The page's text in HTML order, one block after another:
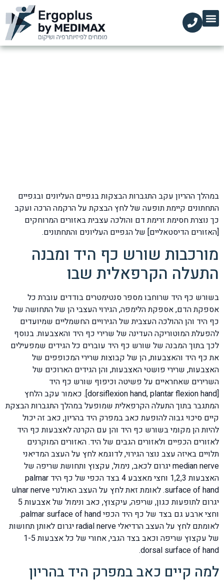
במהלך ההריון עקב התגברות הבצקות בגפיים העליונים ובגפיים
התחתונים קיימת תופעה של לחץ הבצקת על הרקמה הרכה ועקב
כך נוצרת חסימת זרימת דם והולכה עצבית באזורים המרוחקים
[האזורים הדיסטאליים] של הגפיים העליונים והתחתונים.
מורכבות שורש כף היד ומבנה
התעלה הקרפאלית שבו
בשורש כף היד שרוחבו מספר סנטימטרים בודדים עוברת כל
אספקת הדם, אספקת הלימפה, הגירוי העצבי הן של התחושה של
כף היד והן ההולכה העצבית של הגירויים החשמליים שמיועדים
להפעלת המוטוריקה העדינה של שרירי כף היד והאצבעות. בנוסף
לכך בתוך המבנה של שורש כף היד עוברים כל הגידים שמפעילים
את כף היד והאצבעות, הן של קבוצות שרירי המכופפים של
האצבעות, שרירי פושטי האצבעות, והן הגידים הארוכים של
השרירים שאחראיים על פשיטה וכיפוף שורש כף היד
[dorsiflexion hand, plantar flexion hand]. כאמור עקב הלחץ
המתגבר בתוך התעלה הקרפאלית שמופעל במהלך התגברות הבצקת
קיים סיכוי גבוה להופעת כאב במפרק היד בהריון, כאב זה יכול
להיות הן מקומי בשורש כף היד והן עם הקרנה לאצבעות כף היד
לאזורים הכפיים ולאזורים הגבים של היד. האזורים המוקרנים
תלויים באיזה עצב נוצר הגירוי, לדוגמא לחץ על העצב המדיאני
median nerve יגרום לכאב, נימול, עקצוץ ותחושת שריפה של
האצבעות 1,2,3 וחצי מאצבע 4 בצד הכפי של כף היד palmar
surface of hand. לאומת זאת לחץ על העצב האולנרי ulnar nerve
יגרום לתופעות כגון, שריפה, עיקצוץ, כאב ונימול של אצבעות 5
וחצי ארבע גם בצד של כף היד הכפי palmar surface of hand.
לאומתם לחץ על העצב הרדיאלי radial nerve יגרום לאותן תחושות
של עקצוץ שריפה וכאב בצד הגבי, אחורי של כל אצבעות 1-5
dorsal surface of hand.
למה קיים כאב במפרק היד בהריון